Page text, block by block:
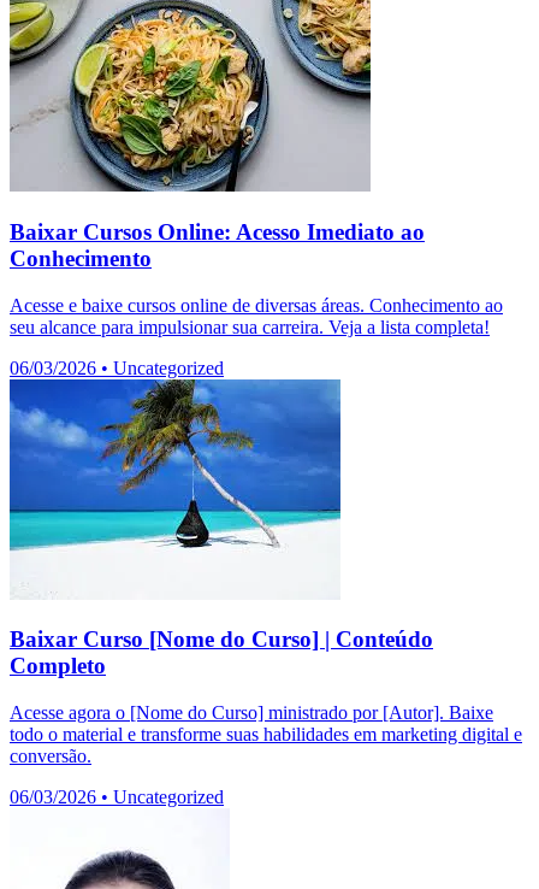
Baixar Cursos Online: Acesso Imediato ao
Conhecimento
Acesse e baixe cursos online de diversas áreas. Conhecimento ao
seu alcance para impulsionar sua carreira. Veja a lista completa!
06/03/2026 • Uncategorized
Baixar Curso [Nome do Curso] | Conteúdo
Completo
Acesse agora o [Nome do Curso] ministrado por [Autor]. Baixe
todo o material e transforme suas habilidades em marketing digital e
conversão.
06/03/2026 • Uncategorized